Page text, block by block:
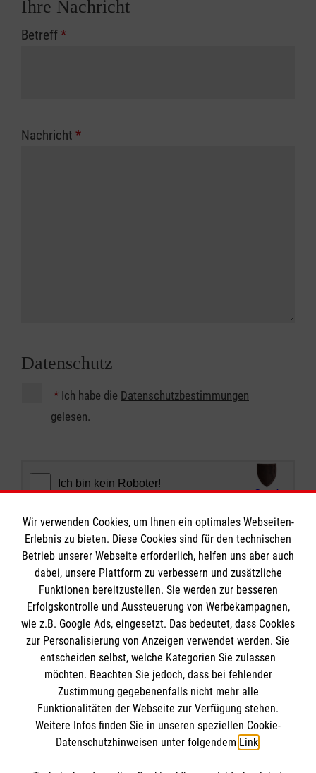
Ihre Nachricht
Betreff*
Nachricht *
Datenschutz
* Ich habe die Datenschutzbestimmungen
gelesen.
Abschicken
Das Antoniuskolleg
Downloads
Anmeldung
Unsere Schule
Informationen
Wir verwenden Cookies, um Ihnen ein optimales Webseiten-
Erlebnis zu bieten. Diese Cookies sind für den technischen
Betrieb unserer Webseite erforderlich, helfen uns aber auch
dabei, unsere Plattform zu verbessern und zusätzliche
Funktionen bereitzustellen. Sie werden zur besseren
Erfolgskontrolle und Aussteuerung von Werbekampagnen,
wie z.B. Google Ads, eingesetzt. Das bedeutet, dass Cookies
zur Personalisierung von Anzeigen verwendet werden. Sie
entscheiden selbst, welche Kategorien Sie zulassen
möchten. Beachten Sie jedoch, dass bei fehlender
Zustimmung gegebenenfalls nicht mehr alle
Funktionalitäten der Webseite zur Verfügung stehen.
Weitere Infos finden Sie in unseren speziellen Cookie-
Datenschutzhinweisen unter folgendem Link.